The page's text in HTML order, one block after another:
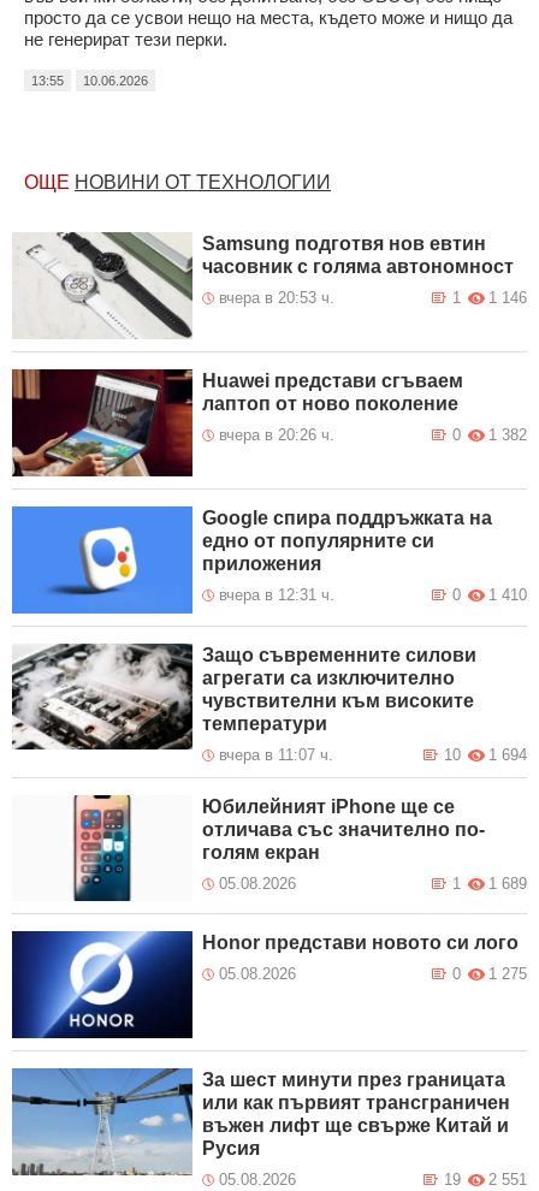
просто да се усвои нещо на места, където може и нищо да
не генерират тези перки.
13:55 10.06.2026
ОЩЕ НОВИНИ ОТ ТЕХНОЛОГИИ
Samsung подготвя нов евтин
часовник с голяма автономност
вчера в 20:53 ч. 1 146
1
Huawei представи сгъваем
лаптоп от ново поколение
вчера в 20:26 ч. 1 382
0
Google спира поддръжката на
едно от популярните си
приложения
вчера в 12:31 ч. 1 410
0
Защо съвременните силови
агрегати са изключително
чувствителни към високите
температури
вчера в 11:07 ч. 1 694
10
Юбилейният iPhone ще се
отличава със значително по-
голям екран
05.08.2026 1 689
1
Honor представи новото си лого
05.08.2026 1 275
0
За шест минути през границата
или как първият трансграничен
въжен лифт ще свърже Китай и
Русия
05.08.2026 2 551
19